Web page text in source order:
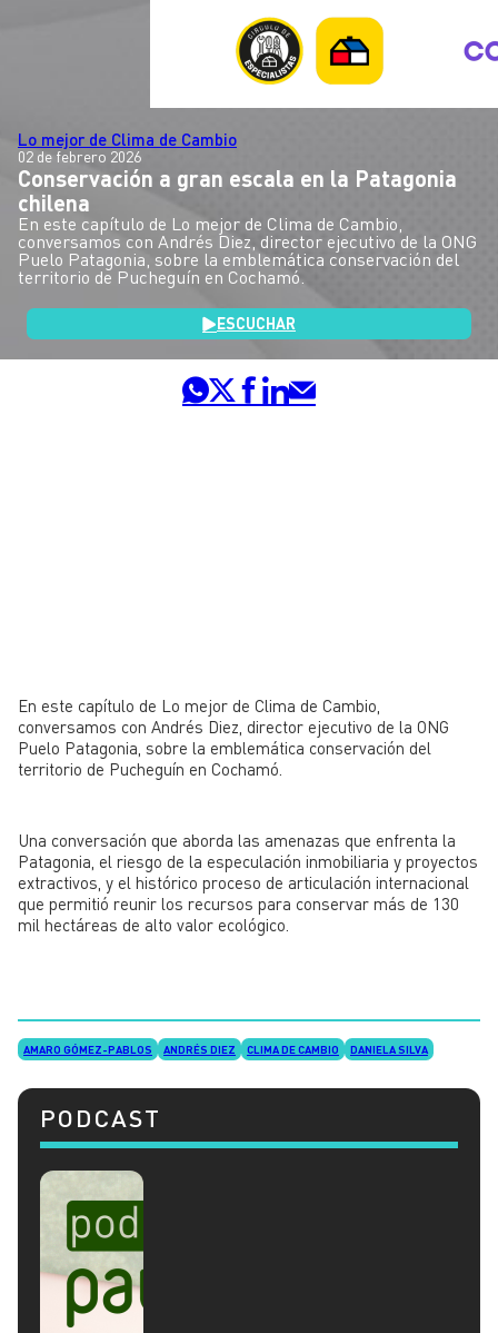
Lo mejor de Clima de Cambio
02 de febrero 2026
Conservación a gran escala en la Patagonia
chilena
En este capítulo de Lo mejor de Clima de Cambio,
conversamos con Andrés Diez, director ejecutivo de la ONG
Puelo Patagonia, sobre la emblemática conservación del
territorio de Pucheguín en Cochamó.
ESCUCHAR
En este capítulo de Lo mejor de Clima de Cambio,
conversamos con Andrés Diez, director ejecutivo de la ONG
Puelo Patagonia, sobre la emblemática conservación del
territorio de Pucheguín en Cochamó.
Una conversación que aborda las amenazas que enfrenta la
Patagonia, el riesgo de la especulación inmobiliaria y proyectos
extractivos, y el histórico proceso de articulación internacional
que permitió reunir los recursos para conservar más de 130
mil hectáreas de alto valor ecológico.
AMARO GÓMEZ-PABLOS ANDRÉS DIEZ CLIMA DE CAMBIO DANIELA SILVA
PODCAST